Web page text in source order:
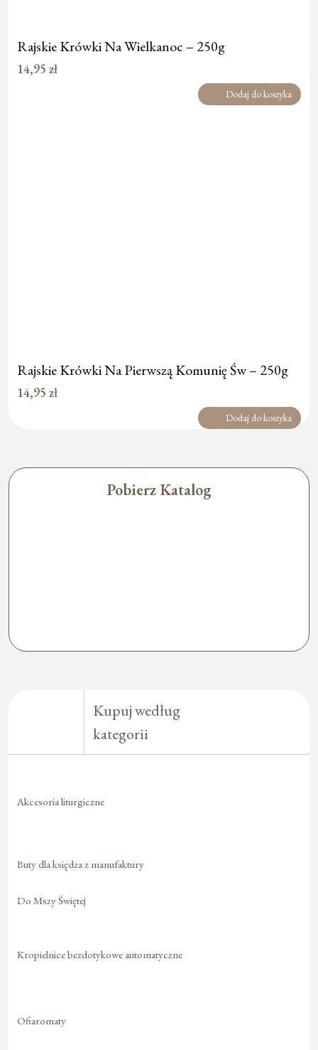
Rajskie Krówki Na Wielkanoc – 250g
14,95 zł
Dodaj do koszyka
Rajskie Krówki Na Pierwszą Komunię Św – 250g
14,95 zł
Dodaj do koszyka
Pobierz Katalog
Kupuj według
kategorii
Akcesoria liturgiczne
Buty dla księdza z manufaktury
Do Mszy Świętej
Kropielnice bezdotykowe automatyczne
Ofiaromaty